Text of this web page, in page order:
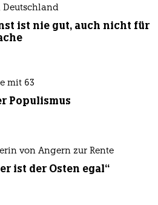
ist nie gut, auch nicht für
mit 63
Populismus
von Angern zur Rente
ist der Osten egal“